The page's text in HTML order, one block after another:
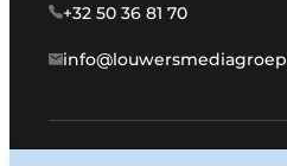
+32 50 36 81 70